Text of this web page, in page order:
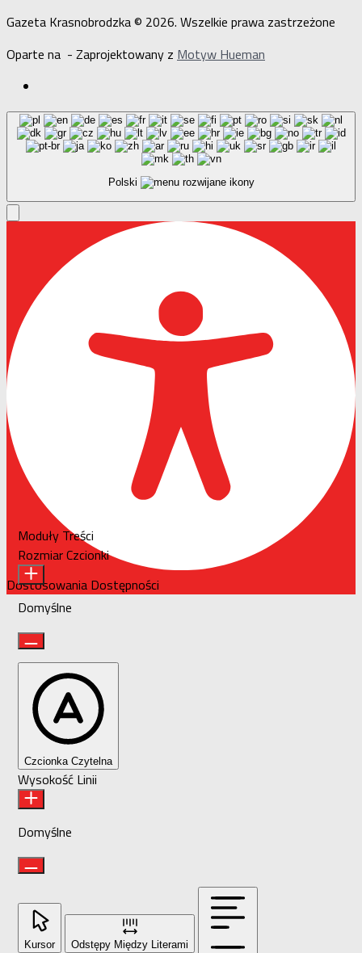
Gazeta Krasnobrodzka © 2026. Wszelkie prawa zastrzeżone
Oparte na - Zaprojektowany z Motyw Hueman
Polski
Dostosowania Dostępności
Moduły Treści
Rozmiar Czcionki
Domyślne
Czcionka Czytelna
Wysokość Linii
Domyślne
Kursor Odstępy Między Literami